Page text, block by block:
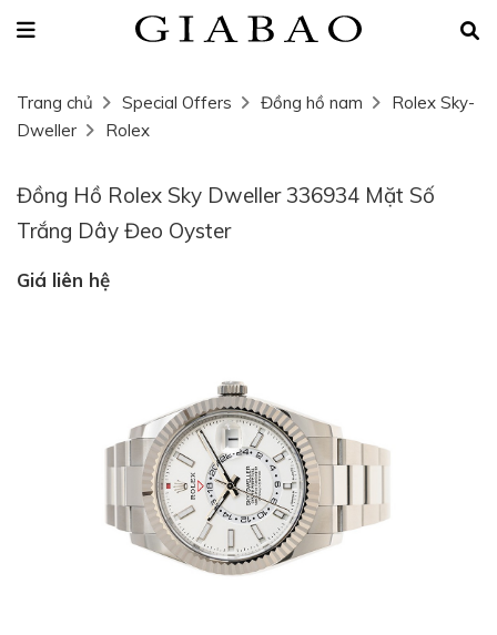
Trang chủ Special Offers Đồng hồ nam
Rolex Sky-
Dweller
Rolex
Đồng Hồ Rolex Sky Dweller 336934 Mặt Số
Trắng Dây Đeo Oyster
Giá liên hệ